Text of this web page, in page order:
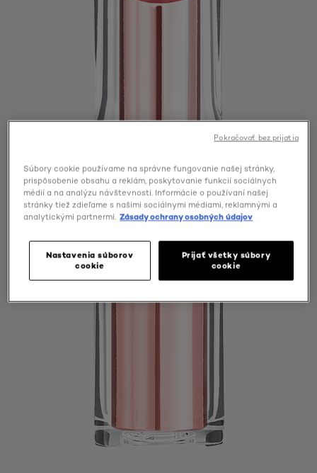
Súbory cookie používame na správne fungovanie našej stránky,
prispôsobenie obsahu a reklám, poskytovanie funkcií sociálnych
médií a na analýzu návštevnosti. Informácie o používaní našej
stránky tiež zdieľame s našimi sociálnymi médiami, reklamnými a
analytickými partnermi. Zásady ochrany osobných údajov
Nastavenia súborov
cookie
Prijať všetky súbory
cookie
Pokračovať bez prijatia